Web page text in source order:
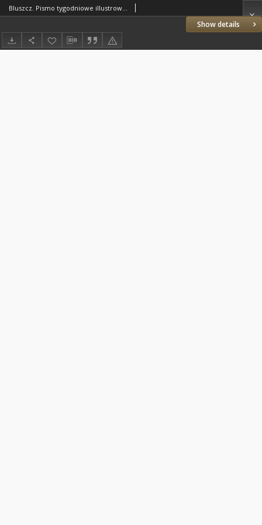
Show details
Bluszcz. Pismo tygodniowe illustrowane dla kobiet. 1884.07.04 (16) R.20 nr29